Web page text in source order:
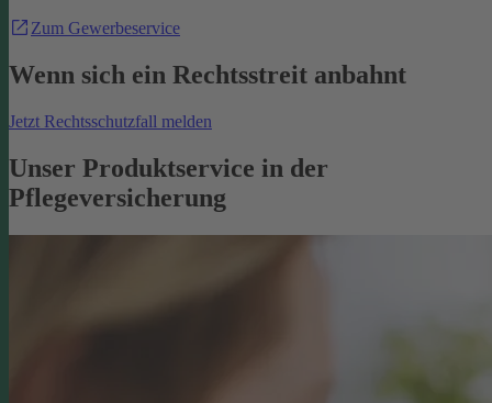
Zum Gewerbeservice
Wenn sich ein Rechtsstreit anbahnt
Jetzt Rechtsschutzfall melden
Unser Produktservice in der
Pflegeversicherung